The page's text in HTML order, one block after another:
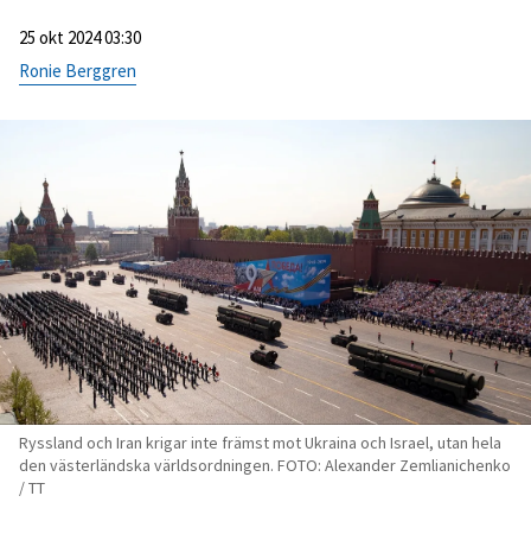
25 okt 2024 03:30
Ronie Berggren
Ryssland och Iran krigar inte främst mot Ukraina och Israel, utan hela
den västerländska världsordningen. FOTO: Alexander Zemlianichenko
/ TT